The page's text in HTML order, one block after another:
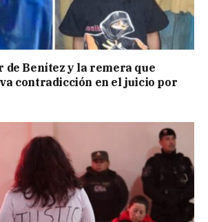
de Benítez y la remera que
contradicción en el juicio por